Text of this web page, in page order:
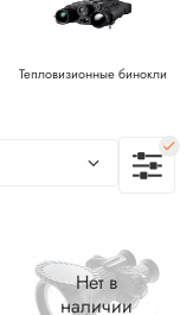
Тепловизионные бинокли
Нет в
наличии